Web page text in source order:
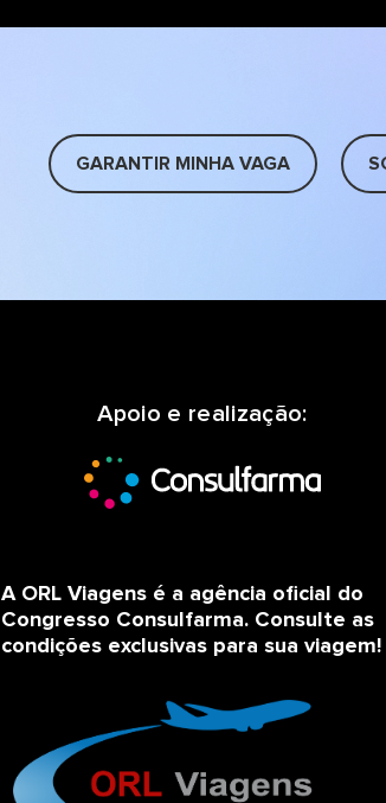
GARANTIR MINHA VAGA
Apoio e realização:
A ORL Viagens é a agência oficial do
Congresso Consulfarma. Consulte as
condições exclusivas para sua viagem!